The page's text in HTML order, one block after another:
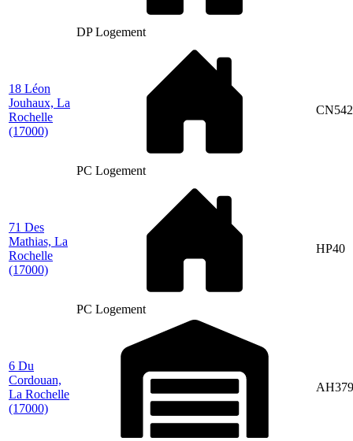
DP Logement
18 Léon
Jouhaux, La
Rochelle
(17000)
PC Logement
CN542
71 Des
Mathias, La
Rochelle
(17000)
PC Logement
HP40
6 Du
Cordouan,
La Rochelle
(17000)
AH379